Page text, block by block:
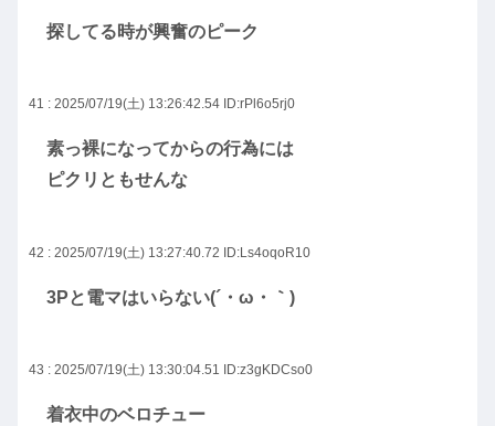
探してる時が興奮のピーク
41 : 2025/07/19(土) 13:26:42.54 ID:rPl6o5rj0
素っ裸になってからの行為には
ピクリともせんな
42 : 2025/07/19(土) 13:27:40.72 ID:Ls4oqoR10
3Pと電マはいらない(´・ω・｀)
43 : 2025/07/19(土) 13:30:04.51 ID:z3gKDCso0
着衣中のベロチュー